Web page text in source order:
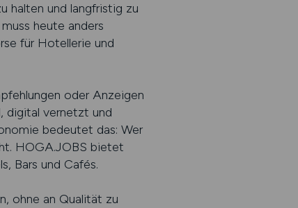
halten und langfristig zu
heute anders
für Hotellerie und
oder Anzeigen
digital vernetzt und
bedeutet das: Wer
HOGA.JOBS bietet
Bars und Cafés.
ohne an Qualität zu